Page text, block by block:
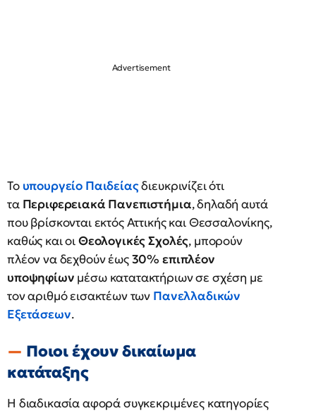
Το υπουργείο Παιδείαςδιευκρινίζει ότι
τα Περιφερειακά Πανεπιστήμια, δηλαδή αυτά
που βρίσκονται εκτός Αττικής και Θεσσαλονίκης,
καθώς και οιΘεολογικές Σχολές, μπορούν
πλέον να δεχθούν έως30% επιπλέον
υποψηφίων μέσω κατατακτήριων σε σχέση με
τον αριθμό εισακτέων των Πανελλαδικών
Εξετάσεων.
Ποιοι έχουν δικαίωμα
κατάταξης
Η διαδικασία αφορά συγκεκριμένες κατηγορίες